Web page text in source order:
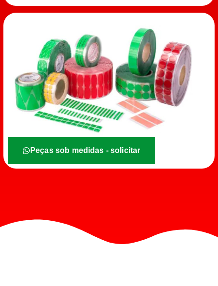
Peças sob medidas - solicitar